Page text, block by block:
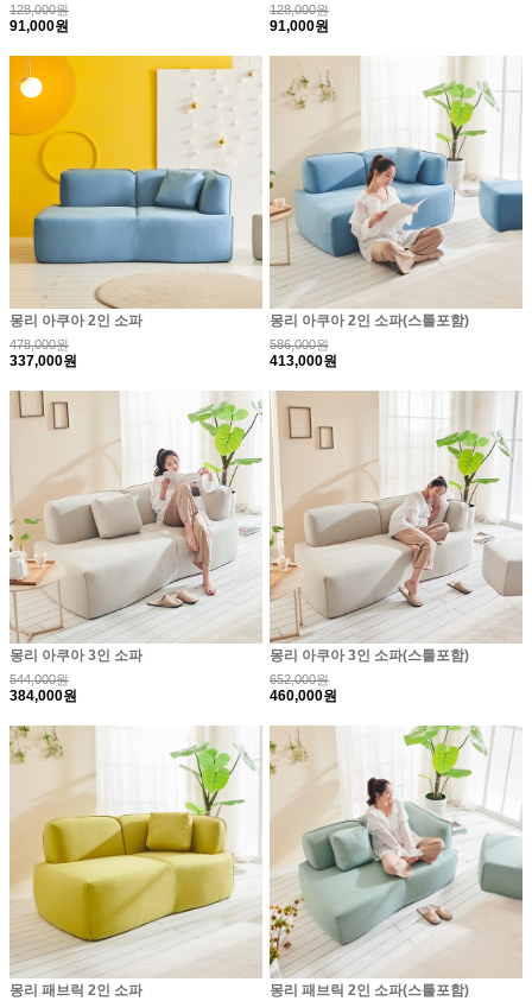
128,000원
91,000원
128,000원
91,000원
몽리 아쿠아 2인 소파
478,000원
337,000원
몽리 아쿠아 2인 소파(스툴포함)
586,000원
413,000원
몽리 아쿠아 3인 소파
544,000원
384,000원
몽리 아쿠아 3인 소파(스툴포함)
652,000원
460,000원
몽리 패브릭 2인 소파 몽리 패브릭 2인 소파(스툴포함)